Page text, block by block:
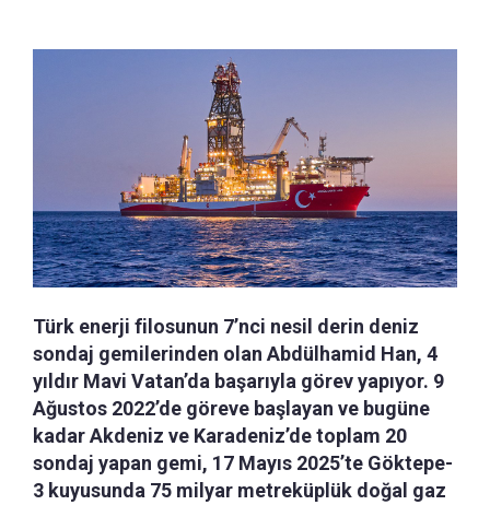
Türk enerji filosunun 7’nci nesil derin deniz
sondaj gemilerinden olan Abdülhamid Han, 4
yıldır Mavi Vatan’da başarıyla görev yapıyor. 9
Ağustos 2022’de göreve başlayan ve bugüne
kadar Akdeniz ve Karadeniz’de toplam 20
sondaj yapan gemi, 17 Mayıs 2025’te Göktepe-
3 kuyusunda 75 milyar metreküplük doğal gaz